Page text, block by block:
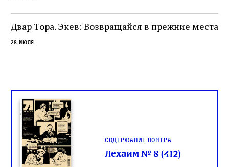
Двар Тора. Экев: Возвращайся в прежние места
28 июля
Содержание номера
Лехаим № 8 (412)